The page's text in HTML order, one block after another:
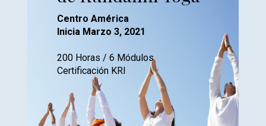
Centro América
Inicia Marzo 3, 2021
200 Horas / 6 Módulos
Certificación KRI